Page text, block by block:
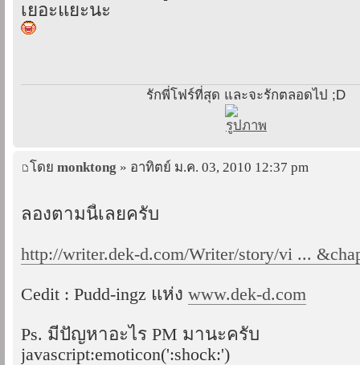
เยอะแยะนะ
รักพี่โฟร์ที่สุด และจะรักตลอดไป ;D
โดย monktong » อาทิตย์ ม.ค. 03, 2010 12:37 pm
ลองตามนี้เลยครับ
http://writer.dek-d.com/Writer/story/vi ...
Cedit : Pudd-ingz แห่ง www.dek-d.com
Ps. มีปัญหาอะไร PM มานะครับ
javascript:emoticon(':shock:')